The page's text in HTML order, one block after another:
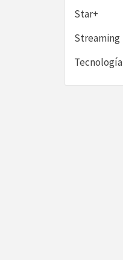
Star+
Streaming
Tecnología